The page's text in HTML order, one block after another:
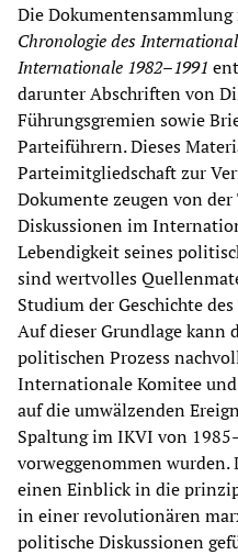
Die
Chronologie des
Internationale 1982–1991
darunter Abschriften von
Führungsgremien sowie
Parteiführern. Dieses
Parteimitgliedschaft zur
Dokumente zeugen von
Diskussionen im
Lebendigkeit seines
sind wertvolles
Studium der Geschichte
Auf dieser Grundlage kann
politischen Prozess
Internationale Komitee
auf die umwälzenden
Spaltung im IKVI von
vorweggenommen
einen Einblick in die
in einer revolutionären
politische Diskussionen